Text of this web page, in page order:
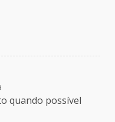
quando possível